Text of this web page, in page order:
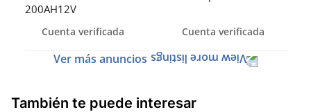
200AH12V
Cuenta verificada Cuenta verificada
Ver más anuncios
También te puede interesar